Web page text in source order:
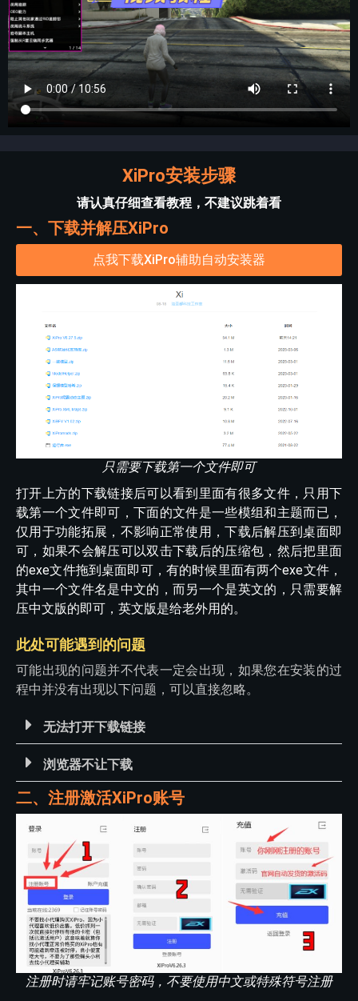
XiPro安装步骤
请认真仔细查看教程，不建议跳着看
一、下载并解压XiPro
点我下载XiPro辅助自动安装器
只需要下载第一个文件即可
打开上方的下载链接后可以看到里面有很多文件，只用下
载第一个文件即可，下面的文件是一些模组和主题而已，
仅用于功能拓展，不影响正常使用，下载后解压到桌面即
可，如果不会解压可以双击下载后的压缩包，然后把里面
的exe文件拖到桌面即可，有的时候里面有两个exe文件，
其中一个文件名是中文的，而另一个是英文的，只需要解
压中文版的即可，英文版是给老外用的。
此处可能遇到的问题
可能出现的问题并不代表一定会出现，如果您在安装的过
程中并没有出现以下问题，可以直接忽略。
无法打开下载链接
浏览器不让下载
二、注册激活XiPro账号
注册时请牢记账号密码，不要使用中文或特殊符号注册